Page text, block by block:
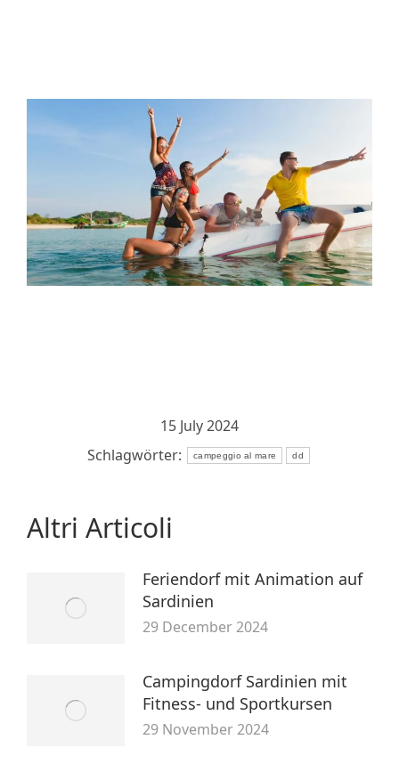
15 July 2024
Schlagwörter:
campeggio al mare dd
Altri Articoli
Feriendorf mit Animation auf
Sardinien
29 December 2024
Campingdorf Sardinien mit
Fitness- und Sportkursen
29 November 2024